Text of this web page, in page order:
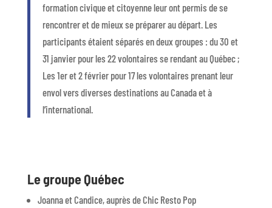
formation civique et citoyenne leur ont permis de se
rencontrer et de mieux se préparer au départ. Les
participants étaient séparés en deux groupes : du30 et
31 janvier pour les 22 volontaires se rendant au Québec ;
Les 1eret 2 février pour 17 les volontaires prenant leur
envol vers diverses destinations au Canada et à
l’international.
Le groupe Québec
Joanna et Candice, auprès de Chic Resto Pop